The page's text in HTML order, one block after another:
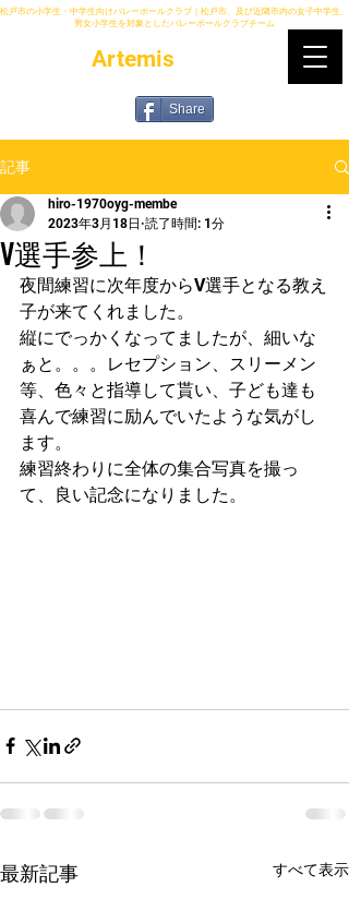
Artemis
Share
松戸市の小学生・中学生向けバレーボールクラブ｜松戸市、及び近隣市内の女子中学生、
男女小学生を対象としたバレーボールクラブチーム
記事
V選手参上！
hiro-1970oyg-membe
2023年3月18日 読了時間: 1分
夜間練習に次年度からV選手となる教え
子が来てくれました。
縦にでっかくなってましたが、細いな
ぁと。。。レセプション、スリーメン
等、色々と指導して貰い、子ども達も
喜んで練習に励んでいたような気がし
ます。
練習終わりに全体の集合写真を撮っ
て、良い記念になりました。
最新記事 すべて表示